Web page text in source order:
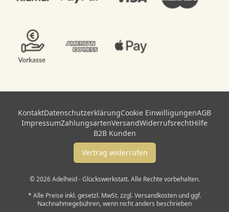
KontaktDatenschutzerklärungCookie EinwilligungenAGB
ImpressumZahlungsartenVersandWiderrufsrechtHilfe
B2B Kunden
Vertrag widerrufen
© 2026 Adelheid - Glückswerkstatt. Alle Rechte vorbehalten.
* Alle Preise inkl. gesetzl. MwSt. zzgl. Versandkosten und ggf.
Nachnahmegebühren, wenn nicht anders beschrieben